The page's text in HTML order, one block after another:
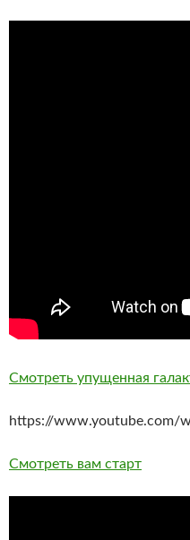
Смотреть упущенная
https://www.youtube.com/
Смотреть вам старт